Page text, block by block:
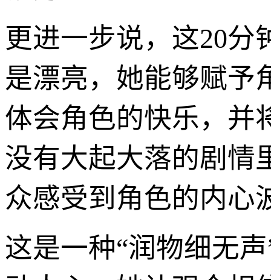
更进一步说，这20分
是漂亮，她能够赋予
体会角色的快乐，并
没有大起大落的剧情
众感受到角色的内心
这是一种“润物细无